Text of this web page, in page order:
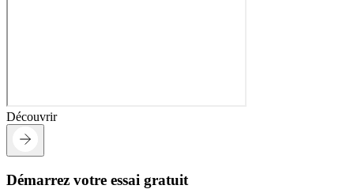
Découvrir
Démarrez votre essai gratuit